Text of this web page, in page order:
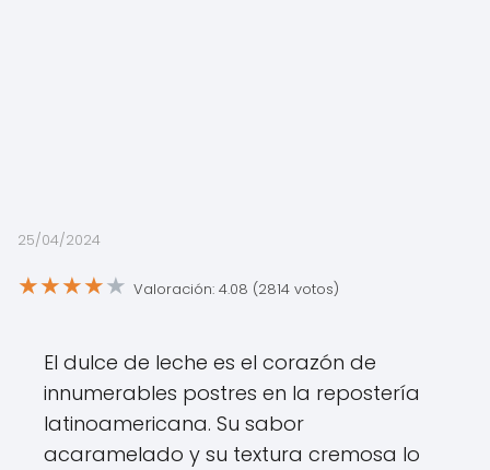
25/04/2024
★★★★★ Valoración: 4.08 (2814 votos)
El dulce de leche es el corazón de
innumerables postres en la repostería
latinoamericana. Su sabor
acaramelado y su textura cremosa lo